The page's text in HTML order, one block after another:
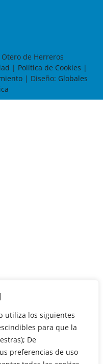
utiliza los siguientes
para que la
De
preferencias de uso
de Herreros
| Política de Cookies |
| Diseño: Globales